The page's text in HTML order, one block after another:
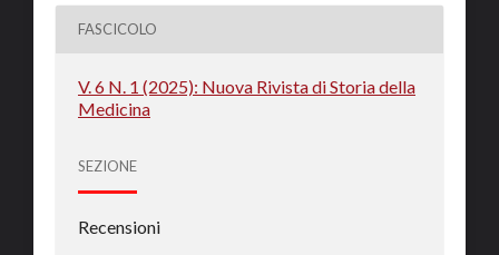
FASCICOLO
V. 6 N. 1 (2025): Nuova Rivista di Storia della
Medicina
SEZIONE
Recensioni